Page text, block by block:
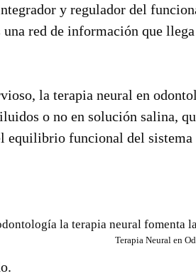
y regulador del
red de información que
la terapia neural en
o no en solución salina,
equilibrio funcional del
Terapia Neural en